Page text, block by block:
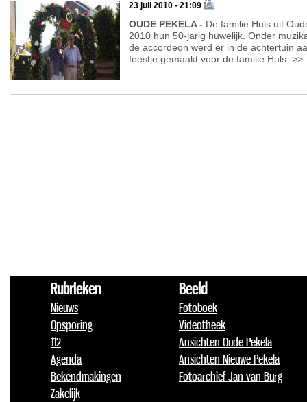
23 juli 2010 - 21:09
OUDE PEKELA - De familie Huls uit
2010 hun 50-jarig huwelijk. Onder
de accordeon werd er in de achtertuin
feestje gemaakt voor de familie Huls. >>
Rubrieken
Nieuws
Opsporing
112
Agenda
Bekendmakingen
Zakelijk
Beeld
Fotoboek
Videotheek
Ansichten Oude Pekela
Ansichten Nieuwe Pekela
Fotoarchief Jan van Burg